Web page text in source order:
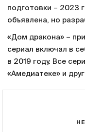
подготовки – 2023
объявлена, но
«Дом дракона» –
сериал включал в
в 2019 году. Все
«Амедиатеке» и